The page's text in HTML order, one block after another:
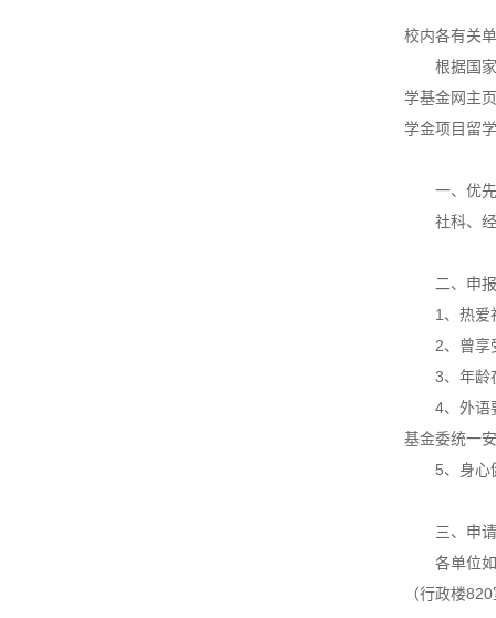
校内各有关单
根据国家
学基金网主
学金项目留
一、优先
社科、经
二、申报
1、热爱社
2、曾享受
3、年龄在
4、外语要
基金委统一
5、身心健
三、申请
各单位如
（行政楼